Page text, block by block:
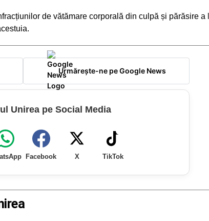
de vătămare corporală din culpă și părăsire a
Urmărește-ne pe Google News
Unirea pe Social Media
Facebook X TikTok